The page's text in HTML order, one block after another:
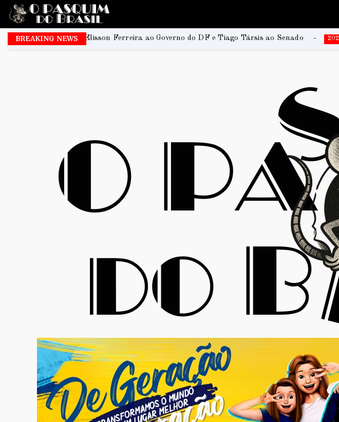
BREAKING NEWS
Ferreira ao Governo do DF e Tiago Társis ao Senado 2026 João Rodrigues é um